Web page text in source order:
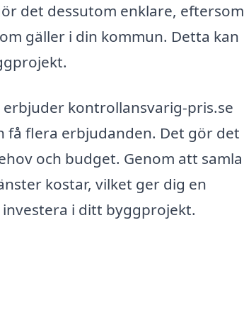
det dessutom enklare, eftersom
gäller i din kommun. Detta kan
erbjuder kontrollansvarig-pris.se
få flera erbjudanden. Det gör det
och budget. Genom att samla
kostar, vilket ger dig en
i ditt byggprojekt.